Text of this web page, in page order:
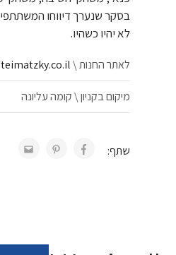
בסקר שנערך דיווחו
לא יהיו כשהיו.
לאתר החנות \
מיקום בקניון \ קומה עליונה
שתף: